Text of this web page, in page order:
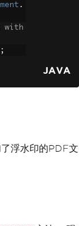
.
with
JAVA
浮水印的PDF文